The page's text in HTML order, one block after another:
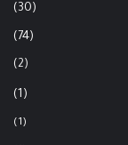
(30)
(74)
(2)
(1)
(1)